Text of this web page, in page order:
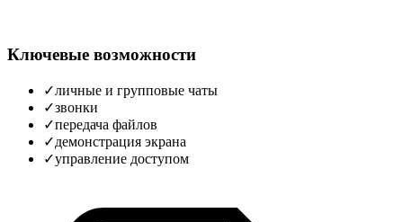
Ключевые возможности
✓личные и групповые чаты
✓звонки
✓передача файлов
✓демонстрация экрана
✓управление доступом